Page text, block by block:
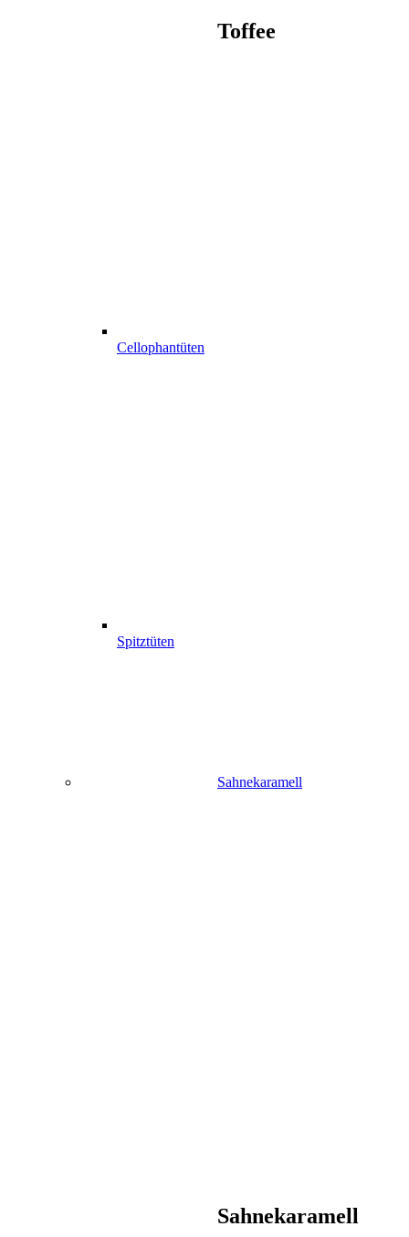
Toffee
Cellophantüten
Spitztüten
Sahnekaramell
Sahnekaramell